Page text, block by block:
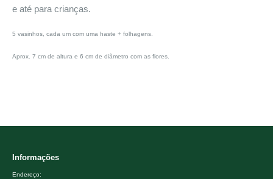
e até para crianças.
5 vasinhos, cada um com uma haste + folhagens.
Aprox. 7 cm de altura e 6 cm de diâmetro com as flores.
Informações
Endereço: